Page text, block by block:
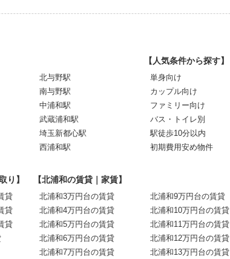
北与野駅
南与野駅
中浦和駅
武蔵浦和駅
埼玉新都心駅
西浦和駅
【人気条件から探す】
単身向け
カップル向け
ファミリー向け
バス・トイレ別
駅徒歩10分以内
初期費用安め物件
り】
貸
貸
貸
【北浦和の賃貸｜家賃】
北浦和3万円台の賃貸
北浦和4万円台の賃貸
北浦和5万円台の賃貸
北浦和6万円台の賃貸
北浦和7万円台の賃貸
北浦和9万円台の賃貸
北浦和10万円台の賃貸
北浦和11万円台の賃貸
北浦和12万円台の賃貸
北浦和13万円台の賃貸